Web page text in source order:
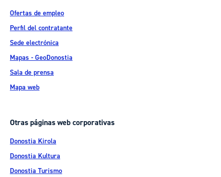
Ofertas de empleo
Perfil del contratante
Sede electrónica
Mapas - GeoDonostia
Sala de prensa
Mapa web
Otras páginas web corporativas
Donostia Kirola
Donostia Kultura
Donostia Turismo